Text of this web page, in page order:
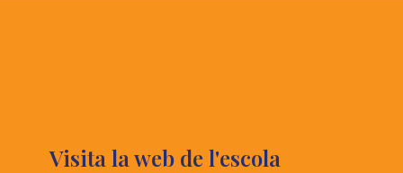
Visita la web de l'escola